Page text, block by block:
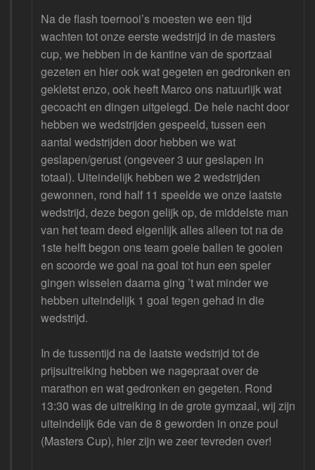
Na de flash toernooi’s moesten we een tijd
wachten tot onze eerste wedstrijd in de masters
cup, we hebben in de kantine van de sportzaal
gezeten en hier ook wat gegeten en gedronken en
gekletst enzo, ook heeft Marco ons natuurlijk wat
gecoacht en dingen uitgelegd. De hele nacht door
hebben we wedstrijden gespeeld, tussen een
aantal wedstrijden door hebben we wat
geslapen/gerust (ongeveer 3 uur geslapen in
totaal). Uiteindelijk hebben we 2 wedstrijden
gewonnen, rond half 11 speelde we onze laatste
wedstrijd, deze begon gelijk op, de middelste man
van het team deed eigenlijk alles alleen tot na de
1ste helft begon ons team goeie ballen te gooien
en scoorde we goal na goal tot hun een speler
gingen wisselen daarna ging ’t wat minder we
hebben uiteindelijk 1 goal tegen gehad in die
wedstrijd.
In de tussentijd na de laatste wedstrijd tot de
prijsuitreiking hebben we nagepraat over de
marathon en wat gedronken en gegeten. Rond
13:30 was de uitreiking in de grote gymzaal, wij zijn
uiteindelijk 6de van de 8 geworden in onze poul
(Masters Cup), hier zijn we zeer tevreden over!